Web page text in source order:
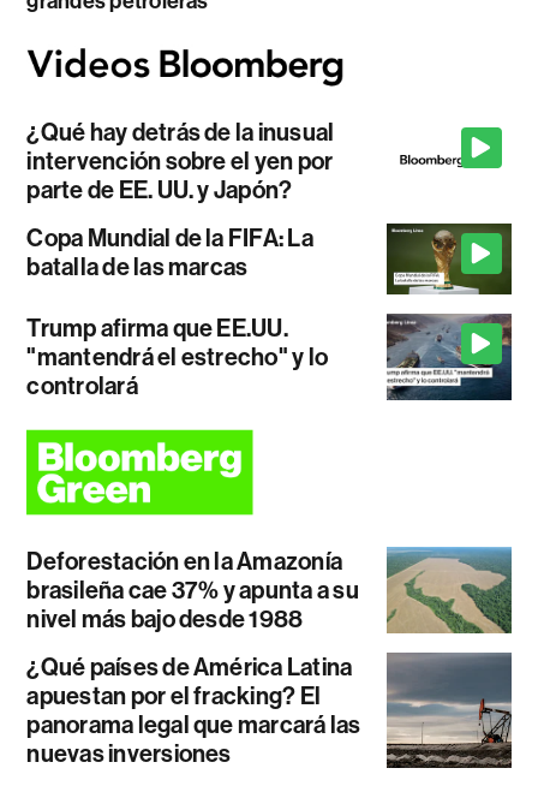
¿Qué hay detrás de la inusual
intervención sobre el yen por
parte de EE. UU. y Japón?
Copa Mundial de la FIFA: La
batalla de las marcas
Trump afirma que EE.UU.
"mantendrá el estrecho" y lo
controlará
Deforestación en la Amazonía
brasileña cae 37% y apunta a su
nivel más bajo desde 1988
¿Qué países de América Latina
apuestan por el fracking? El
panorama legal que marcará las
nuevas inversiones